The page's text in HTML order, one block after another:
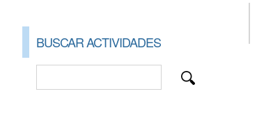
BUSCAR ACTIVIDADES